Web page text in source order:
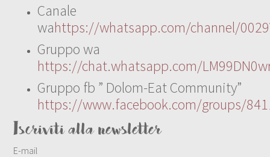
Canale
wahttps://whatsapp.com/channel/
Gruppo wa
https://chat.whatsapp.com/
Gruppo fb ” Dolom-Eat Community”
https://www.facebook.com/groups/
Iscriviti alla newsletter
E-mail